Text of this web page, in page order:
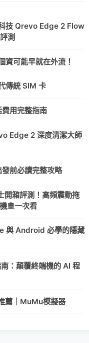
技 Qrevo Edge 2 Flow
測
資可能早就在外流！
傳統 SIM 卡
用完整指南
Edge 2 深度清潔大師
前必讀完整攻略
箱評測！高頻震動拖
皇一次看
與 Android 必學的隱藏
：顛覆終端機的 AI 程
薦｜MuMu模擬器